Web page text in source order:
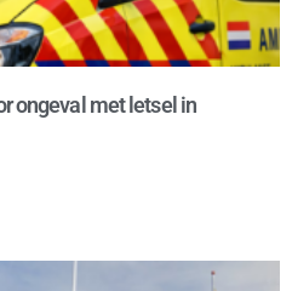
ongeval met letsel in